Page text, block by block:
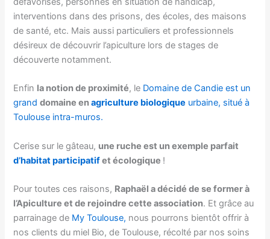
interventions dans des prisons, des écoles, des maisons
de santé, etc. Mais aussi particuliers et professionnels
désireux de découvrir l’apiculture lors de stages de
découverte notamment.
Enfin la notion de proximité, le Domaine de Candie est un
granddomaine enagriculture biologique urbaine, situé à
Toulouse intra-muros.
Cerise sur le gâteau, une ruche est un exemple parfait
d’habitat participatifet écologique !
Pour toutes ces raisons, Raphaël a décidé de se former à
l’Apiculture et de rejoindre cette association. Et grâce au
parrainage de My Toulouse, nous pourrons bientôt offrir à
nos clients du miel Bio, de Toulouse, récolté par nos soins